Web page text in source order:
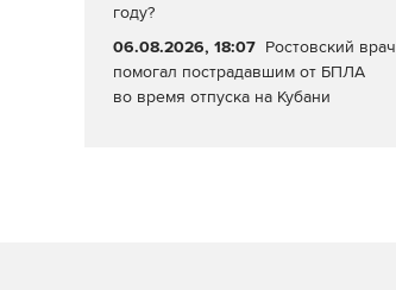
году?
06.08.2026, 18:07 Ростовский врач
помогал пострадавшим от БПЛА
во время отпуска на Кубани